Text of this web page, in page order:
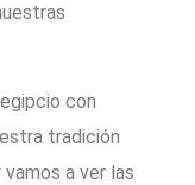
con
tradición
a ver las